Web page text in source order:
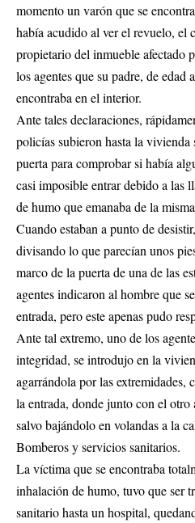
momento un varón que se
había acudido al ver el revuelo, el
propietario del inmueble afectado
los agentes que su padre, de edad
encontraba en el interior.
Ante tales declaraciones,
policías subieron hasta la vivienda
puerta para comprobar si había
casi imposible entrar debido a las
de humo que emanaba de la
Cuando estaban a punto de
divisando lo que parecían unos
marco de la puerta de una de las
agentes indicaron al hombre que
entrada, pero este apenas pudo
Ante tal extremo, uno de los
integridad, se introdujo en la
agarrándola por las extremidades,
la entrada, donde junto con el
salvo bajándolo en volandas a la
Bomberos y servicios sanitarios.
La víctima que se encontraba
inhalación de humo, tuvo que ser
sanitario hasta un hospital,